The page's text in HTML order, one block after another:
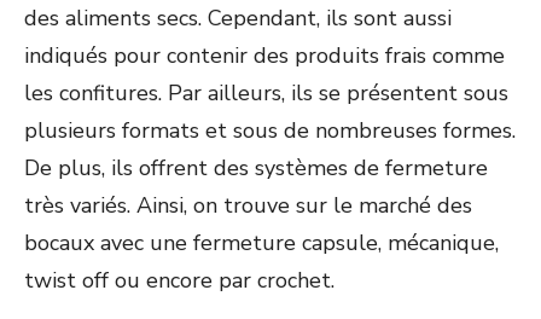
des aliments secs. Cependant, ils sont aussi
indiqués pour contenir des produits frais comme
les confitures. Par ailleurs, ils se présentent sous
plusieurs formats et sous de nombreuses formes.
De plus, ils offrent des systèmes de fermeture
très variés. Ainsi, on trouve sur le marché des
bocaux avec une fermeture capsule, mécanique,
twist off ou encore par crochet.